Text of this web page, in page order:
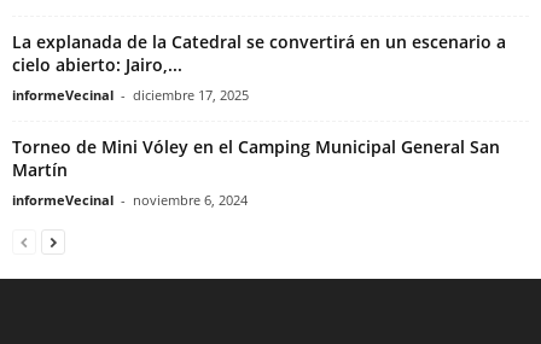
La explanada de la Catedral se convertirá en un escenario a
cielo abierto: Jairo,...
informeVecinal - diciembre 17, 2025
Torneo de Mini Vóley en el Camping Municipal General San
Martín
informeVecinal - noviembre 6, 2024